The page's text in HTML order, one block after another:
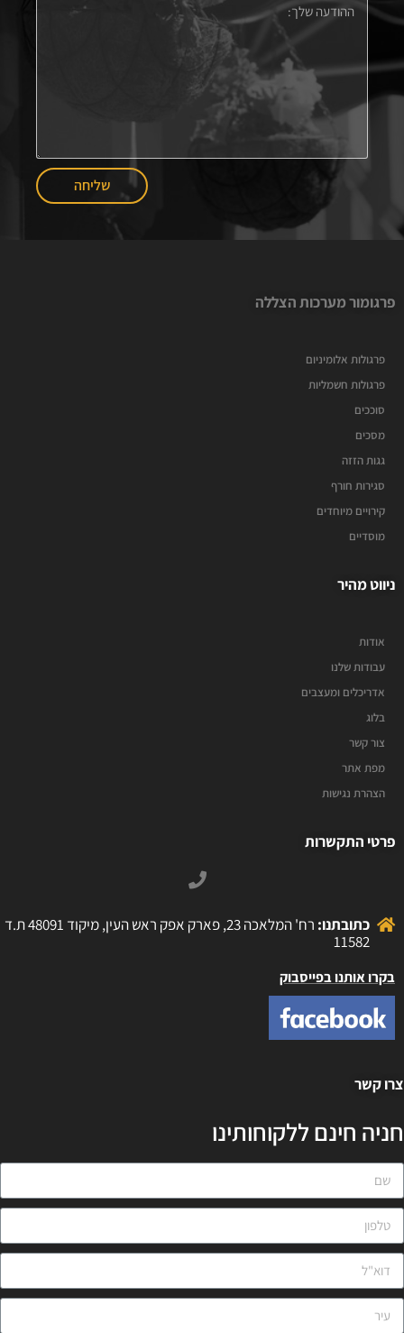
שליחה
פרגומור מערכות הצללה
פרגולות אלומיניום
פרגולות חשמליות
סוככים
מסכים
גגות הזזה
סגירות חורף
קירויים מיוחדים
מוסדיים
ניווט מהיר
אודות
עבודות שלנו
אדריכלים ומעצבים
בלוג
צור קשר
מפת אתר
הצהרת נגישות
פרטי התקשרות
כתובתנו:
רח' המלאכה 23, פארק אפק ראש העין, מיקוד 48091 ת.ד
11582
בקרו אותנו בפייסבוק
קשר
חינם ללקוחותינו